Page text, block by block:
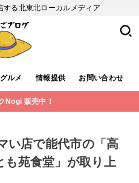
る北東北ローカルメディア
グルメ 情報提供 お問い合わせ
Nogi 販売中！
い店で能代市の「高
も苑食堂」が取り上